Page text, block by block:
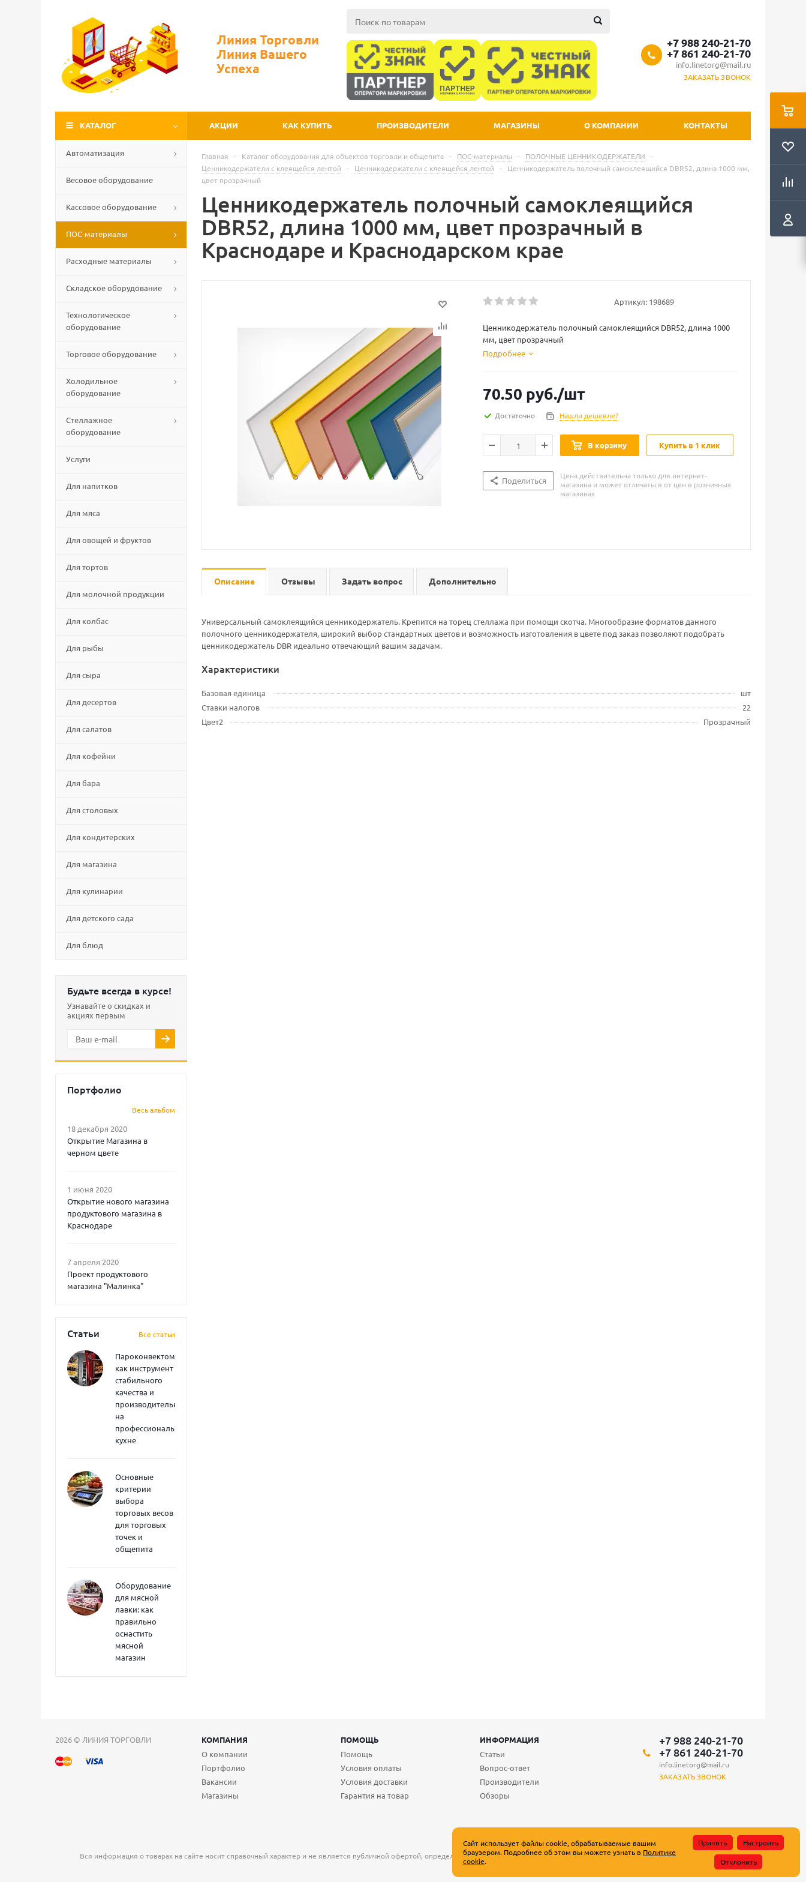
Линия Торговли
Линия Вашего
Успеха
+7 988 240-21-70
+7 861 240-21-70
info.linetorg@mail.ru
ЗАКАЗАТЬ ЗВОНОК
КАТАЛОГ АКЦИИ КАК КУПИТЬ ПРОИЗВОДИТЕЛИ МАГАЗИНЫ О КОМПАНИИ КОНТАКТЫ
Автоматизация
Весовое оборудование
Кассовое оборудование
ПОС-материалы
Расходные материалы
Складское оборудование
Технологическое
оборудование
Торговое оборудование
Холодильное
оборудование
Стеллажное
оборудование
Услуги
Для напитков
Для мяса
Для овощей и фруктов
Для тортов
Для молочной продукции
Для колбас
Для рыбы
Для сыра
Для десертов
Для салатов
Для кофейни
Для бара
Для столовых
Для кондитерских
Для магазина
Для кулинарии
Для детского сада
Для блюд
Будьте всегда в курсе!
Узнавайте о скидках и
акциях первым
Портфолио
Весь альбом
18 декабря 2020
Открытие Магазина в
черном цвете
1 июня 2020
Открытие нового магазина
продуктового магазина в
Краснодаре
7 апреля 2020
Проект продуктового
магазина "Малинка"
Статьи Все статьи
Пароконвектоматы
как инструмент
стабильного
качества и
производительности
на
профессиональной
кухне
Основные
критерии
выбора
торговых весов
для торговых
точек и
общепита
Оборудование
для мясной
лавки: как
правильно
оснастить
мясной
магазин
Главная - Каталог оборудования для объектов торговли и общепита - ПОС-материалы - ПОЛОЧНЫЕ ЦЕННИКОДЕРЖАТЕЛИ
-
Ценникодержатели с клеящейся лентой
- Ценникодержатели с клеящейся лентой -
Ценникодержатель полочный самоклеящийся DBR52, длина 1000 мм,
цвет прозрачный
Ценникодержатель полочный самоклеящийся
DBR52, длина 1000 мм, цвет прозрачный в
Краснодаре и Краснодарском крае
Артикул: 198689
Ценникодержатель полочный самоклеящийся DBR52, длина 1000
мм, цвет прозрачный
Подробнее
70.50 руб./шт
Достаточно Нашли дешевле?
В корзину Купить в 1 клик
Поделиться
Цена действительна только для интернет-
магазина и может отличаться от цен в розничных
магазинах
Описание Отзывы Задать вопрос Дополнительно
Универсальный самоклеящийся ценникодержатель. Крепится на торец стеллажа при помощи скотча. Многообразие форматов данного
полочного ценникодержателя, широкий выбор стандартных цветов и возможность изготовления в цвете под заказ позволяют подобрать
ценникодержатель DBR идеально отвечающий вашим задачам.
Характеристики
Базовая единица
шт
Ставки налогов
22
Цвет2
Прозрачный
2026 © ЛИНИЯ ТОРГОВЛИ КОМПАНИЯ ПОМОЩЬ
ИНФОРМАЦИЯ
О компании
Портфолио
Вакансии
Магазины
Помощь
Условия оплаты
Условия доставки
Гарантия на товар
Статьи
Вопрос-ответ
Производители
Обзоры
+7 988 240-21-70
+7 861 240-21-70
info.linetorg@mail.ru
ЗАКАЗАТЬ ЗВОНОК
Вся информация о товарах на сайте носит справочный характер и не является публичной офертой, определяемой положениями Статьи 437 Гражданского кодекса Российской Федерации.
Сайт использует файлы cookie, обрабатываемые вашим
браузером. Подробнее об этом вы можете узнать в Политике
cookie.
Принять
Настроить
Отклонить